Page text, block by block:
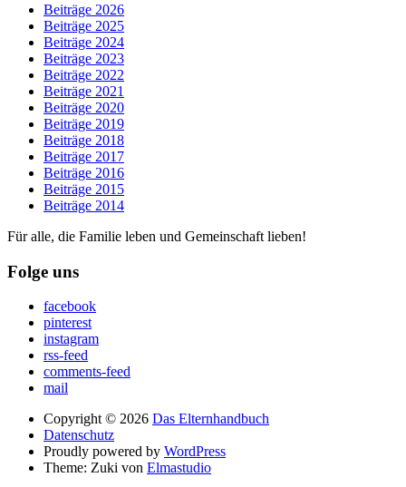
Beiträge 2026
Beiträge 2025
Beiträge 2024
Beiträge 2023
Beiträge 2022
Beiträge 2021
Beiträge 2020
Beiträge 2019
Beiträge 2018
Beiträge 2017
Beiträge 2016
Beiträge 2015
Beiträge 2014
Für alle, die Familie leben und Gemeinschaft lieben!
Folge uns
facebook
pinterest
instagram
rss-feed
comments-feed
mail
Copyright © 2026 Das Elternhandbuch
Datenschutz
Proudly powered by WordPress
Theme: Zuki von Elmastudio